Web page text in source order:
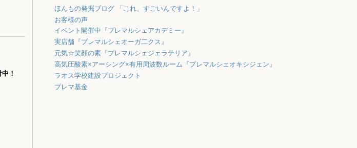
！
ほんもの発掘ブログ 「これ、すごいんですよ！」
お客様の声
イベント開催中『プレマルシェアカデミー』
実店舗『プレマルシェオーガ二クス』
元気☆笑顔の素『プレマルシェジェラテリア』
高気圧酸素×アーシング×有用周波数ルーム『プレマルシェオキシジェン』
ラオス学校建設プロジェクト
プレマ基金